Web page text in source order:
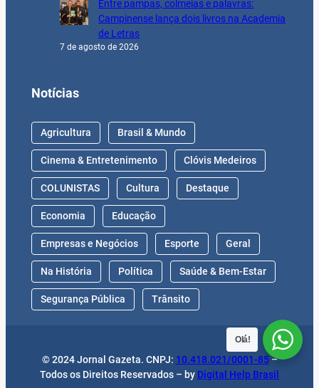
Entre pampas, colmeias e palavras:
Campinense lança dois livros na Academia
de Letras
7 de agosto de 2026
Notícias
Agricultura Brasil & Mundo
Cinema & Entretenimento Clóvis Medeiros
COLUNISTAS Cultura Destaque
Economia Educação
Empresas e Negócios Esporte Geral
Na História Política Saúde & Bem-Estar
Segurança Pública Trânsito
© 2024 Jornal Gazeta. CNPJ: 10.418.021/0001-85–
Todos os Direitos Reservados – by Digital Help Brasil
Olá!